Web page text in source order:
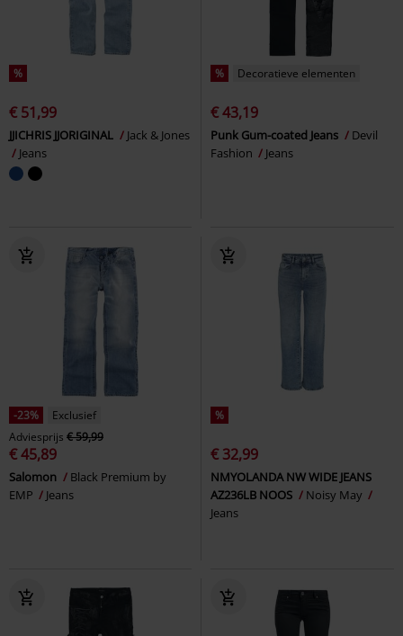
%
€ 51,99
JJICHRIS JJORIGINAL
Jack & Jones
Jeans
% Decoratieve elementen
€ 43,19
Punk Gum-coated Jeans
Devil
Fashion
Jeans
-23%
Exclusief
Adviesprijs € 59,99
€ 45,89
Salomon
Black Premium by
EMP
Jeans
%
€ 32,99
NMYOLANDA NW WIDE JEANS
AZ236LB NOOS
Noisy May
Jeans